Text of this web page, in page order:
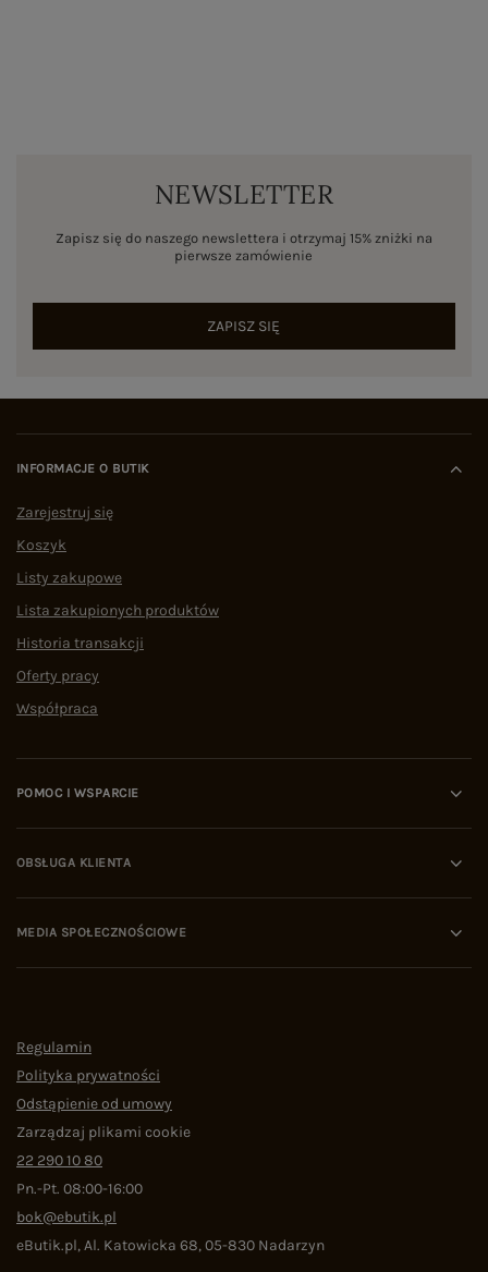
NEWSLETTER
Zapisz się do naszego newslettera i otrzymaj 15% zniżki na
pierwsze zamówienie
ZAPISZ SIĘ
INFORMACJE O BUTIK
Zarejestruj się
Koszyk
Listy zakupowe
Lista zakupionych produktów
Historia transakcji
Oferty pracy
Współpraca
POMOC I WSPARCIE
OBSŁUGA KLIENTA
MEDIA SPOŁECZNOŚCIOWE
Regulamin
Polityka prywatności
Odstąpienie od umowy
Zarządzaj plikami cookie
22 290 10 80
Pn.-Pt. 08:00-16:00
bok@ebutik.pl
eButik.pl,Al. Katowicka 68,05-830 Nadarzyn